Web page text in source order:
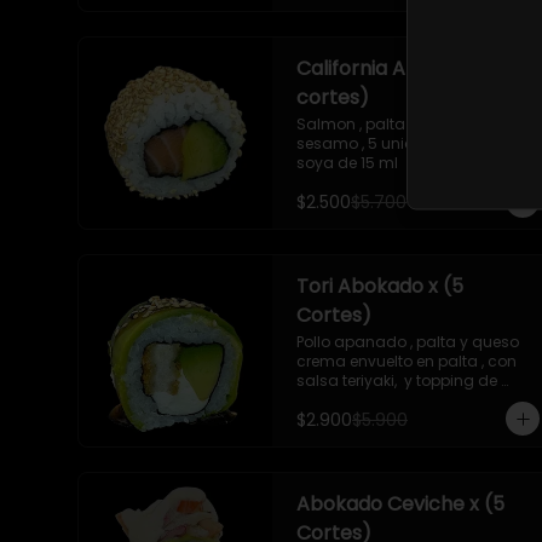
panko , con surimi acevichado ,
10 piezas
-Surimi acevichado ,queso
crema , envuelto en cibulett , 10
piezas
-Pollo apanado , palta , queso
piezas
California Abokado x (5
cortes)
Salmon , palta , envuelto en
sesamo , 5 unidades , incluye 1
soya de 15 ml
$2.500$5.700
Tori Abokado x (5
Cortes)
Pollo apanado , palta y queso
crema envuelto en palta , con
salsa teriyaki,  y topping de
sesamo , 5 unidades , incluye 1
soya  de 15 ml
$2.900$5.900
Abokado Ceviche x (5
Cortes)